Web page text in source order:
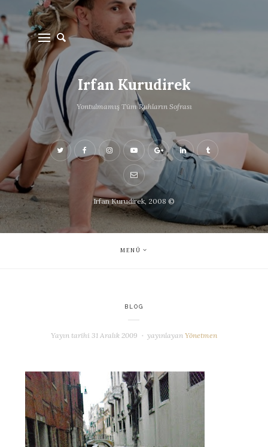
Irfan Kurudirek
Yontulmamış Tüm Ruhların Sofrası
Irfan Kurudirek, 2008 ©
MENÜ
BLOG
Yayın tarihi 31 Aralık 2009 yayınlayanYönetmen